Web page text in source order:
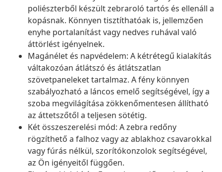
poliészterből készült zebraroló tartós és ellenáll a
kopásnak. Könnyen tisztíthatóak is, jellemzően
enyhe portalanítást vagy nedves ruhával való
áttörlést igényelnek.
Magánélet és napvédelem: A kétrétegű kialakítás
váltakozóan átlátszó és átlátszatlan
szövetpaneleket tartalmaz. A fény könnyen
szabályozható a láncos emelő segítségével, így a
szoba megvilágítása zökkenőmentesen állítható
az áttetszőtől a teljesen sötétig.
Két összeszerelési mód: A zebra redőny
rögzíthető a falhoz vagy az ablakhoz csavarokkal
vagy fúrás nélkül, szorítókonzolok segítségével,
az Ön igényeitől függően.